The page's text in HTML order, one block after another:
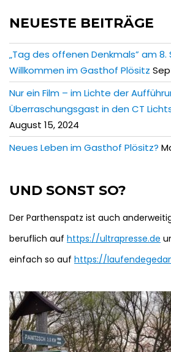
NEUESTE BEITRÄGE
„Tag des offenen Denkmals” am
Willkommen im Gasthof Plösitz
Nur ein Film – im Lichte der
Überraschungsgast in den CT
August 15, 2024
Neues Leben im Gasthof Plösitz?
UND SONST SO?
Der Parthenspatz ist auch
beruflich auf https://ultrapresse.de
einfach so auf https://